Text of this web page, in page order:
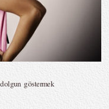
göstermek